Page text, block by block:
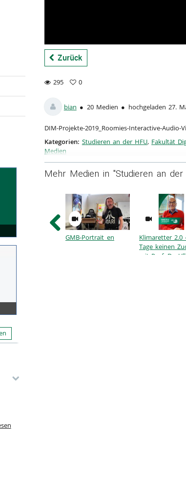
Zurück
295
views
0
favorites
bian 20 Medien hochgeladen 27.
DIM-Projekte-2019_Roomies-Interactive-Audio-
Kategorien: Studieren an der HFU, Fakultät
Medien
Mehr Medien in "Studieren an der
GMB-Portrait_en
Klimaretter 2.0
Tage keinen
mit Prof. Dr.